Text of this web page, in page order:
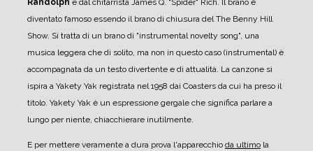
Randolph e dal chitarrista James Q. "Spider" Rich. Il brano è
diventato famoso essendo il brano di chiusura del The Benny Hill
Show. Si tratta di un brano di "instrumental novelty song", una
musica leggera che di solito, ma non in questo caso (instrumental) è
accompagnata da un testo divertente e di attualità. La canzone si
ispira a Yakety Yak registrata nel 1958 dai Coasters da cui ha preso il
titolo. Yakety Yak è un espressione gergale che significa parlare a
lungo per niente, chiacchierare inutilmente.
E per mettere veramente a dura prova l'apparecchio da ultimo la